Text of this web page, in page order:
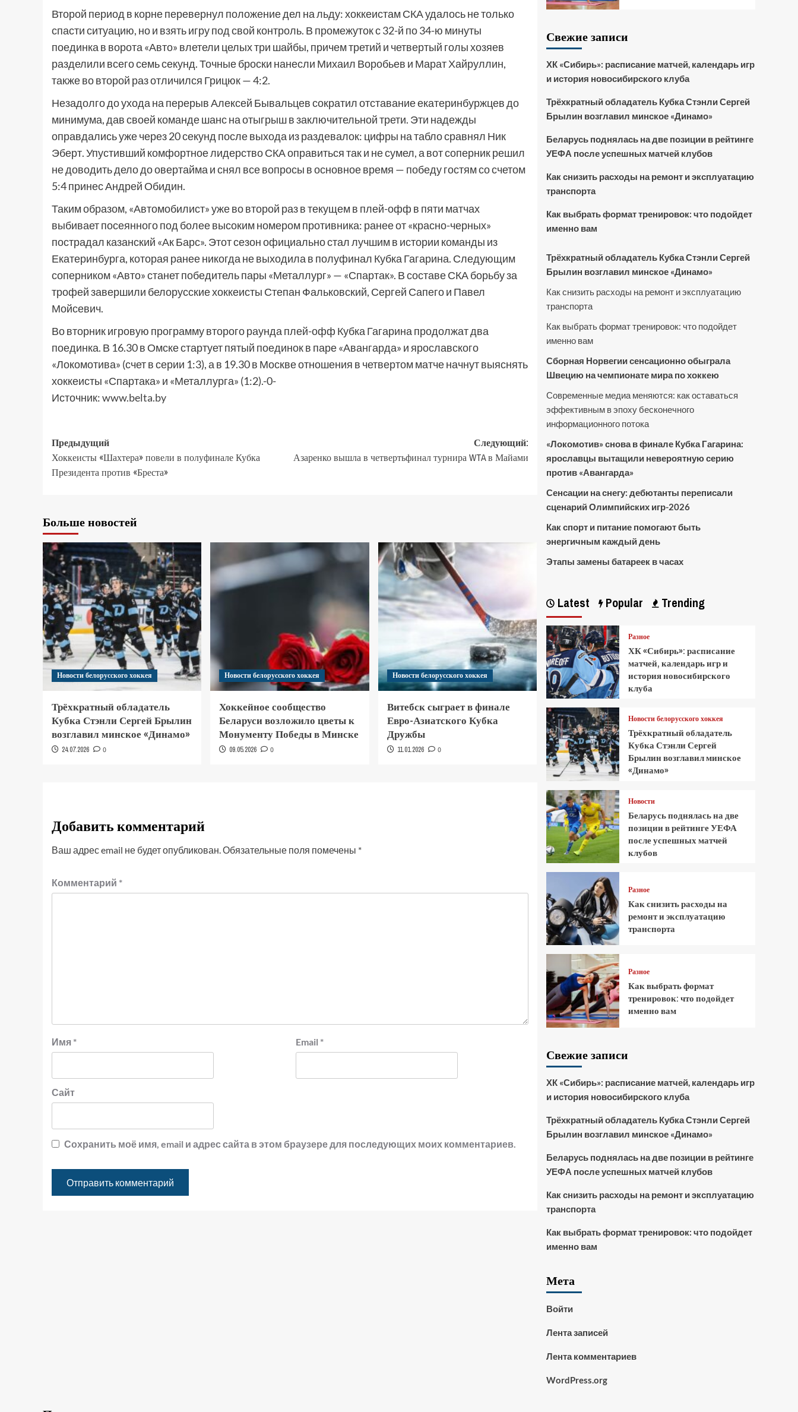
Второй период в корне перевернул положение дел на льду: хоккеистам СКА удалось не только
спасти ситуацию, но и взять игру под свой контроль. В промежуток с 32-й по 34-ю минуты
поединка в ворота «Авто» влетели целых три шайбы, причем третий и четвертый голы хозяев
разделили всего семь секунд. Точные броски нанесли Михаил Воробьев и Марат Хайруллин,
также во второй раз отличился Грицюк — 4:2.
Незадолго до ухода на перерыв Алексей Бывальцев сократил отставание екатеринбуржцев до
минимума, дав своей команде шанс на отыгрыш в заключительной трети. Эти надежды
оправдались уже через 20 секунд после выхода из раздевалок: цифры на табло сравнял Ник
Эберт. Упустивший комфортное лидерство СКА оправиться так и не сумел, а вот соперник решил
не доводить дело до овертайма и снял все вопросы в основное время — победу гостям со счетом
5:4 принес Андрей Обидин.
Таким образом, «Автомобилист» уже во второй раз в текущем в плей-офф в пяти матчах
выбивает посеянного под более высоким номером противника: ранее от «красно-черных»
пострадал казанский «Ак Барс». Этот сезон официально стал лучшим в истории команды из
Екатеринбурга, которая ранее никогда не выходила в полуфинал Кубка Гагарина. Следующим
соперником «Авто» станет победитель пары «Металлург» — «Спартак». В составе СКА борьбу за
трофей завершили белорусские хоккеисты Степан Фальковский, Сергей Сапего и Павел
Мойсевич.
Во вторник игровую программу второго раунда плей-офф Кубка Гагарина продолжат два
поединка. В 16.30 в Омске стартует пятый поединок в паре «Авангарда» и ярославского
«Локомотива» (счет в серии 1:3), а в 19.30 в Москве отношения в четвертом матче начнут выяснять
хоккеисты «Спартака» и «Металлурга» (1:2).-0-
Источник:www.belta.by
Предыдущий
Хоккеисты «Шахтера» повели в полуфинале Кубка
Президента против «Бреста»
Следующий:
Азаренко вышла в четвертьфинал турнира WTA в Майами
Больше новостей
Новости белорусского хоккея
Трёхкратный обладатель
Кубка Стэнли Сергей Брылин
возглавил минское «Динамо»
24.07.2026 0
Новости белорусского хоккея
Хоккейное сообщество
Беларуси возложило цветы к
Монументу Победы в Минске
09.05.2026 0
Новости белорусского хоккея
Витебск сыграет в финале
Евро-Азиатского Кубка
Дружбы
11.01.2026 0
Добавить комментарий
Ваш адрес email не будет опубликован.Обязательные поля помечены *
Комментарий *
Имя * Email *
Сайт
Сохранить моё имя, email и адрес сайта в этом браузере для последующих моих комментариев.
Свежие записи
ХК «Сибирь»: расписание матчей, календарь игр
и история новосибирского клуба
Трёхкратный обладатель Кубка Стэнли Сергей
Брылин возглавил минское «Динамо»
Беларусь поднялась на две позиции в рейтинге
УЕФА после успешных матчей клубов
Как снизить расходы на ремонт и эксплуатацию
транспорта
Как выбрать формат тренировок: что подойдет
именно вам
Трёхкратный обладатель Кубка Стэнли Сергей
Брылин возглавил минское «Динамо»
Как снизить расходы на ремонт и эксплуатацию
транспорта
Как выбрать формат тренировок: что подойдет
именно вам
Сборная Норвегии сенсационно обыграла
Швецию на чемпионате мира по хоккею
Современные медиа меняются: как оставаться
эффективным в эпоху бесконечного
информационного потока
«Локомотив» снова в финале Кубка Гагарина:
ярославцы вытащили невероятную серию
против «Авангарда»
Сенсации на снегу: дебютанты переписали
сценарий Олимпийских игр-2026
Как спорт и питание помогают быть
энергичным каждый день
Этапы замены батареек в часах
Latest Popular Trending
Разное
ХК «Сибирь»: расписание
матчей, календарь игр и
история новосибирского
клуба
Новости белорусского хоккея
Трёхкратный обладатель
Кубка Стэнли Сергей
Брылин возглавил минское
«Динамо»
Новости
Беларусь поднялась на две
позиции в рейтинге УЕФА
после успешных матчей
клубов
Разное
Как снизить расходы на
ремонт и эксплуатацию
транспорта
Разное
Как выбрать формат
тренировок: что подойдет
именно вам
Свежие записи
ХК «Сибирь»: расписание матчей, календарь игр
и история новосибирского клуба
Трёхкратный обладатель Кубка Стэнли Сергей
Брылин возглавил минское «Динамо»
Беларусь поднялась на две позиции в рейтинге
УЕФА после успешных матчей клубов
Как снизить расходы на ремонт и эксплуатацию
транспорта
Как выбрать формат тренировок: что подойдет
именно вам
Мета
Войти
Лента записей
Лента комментариев
WordPress.org